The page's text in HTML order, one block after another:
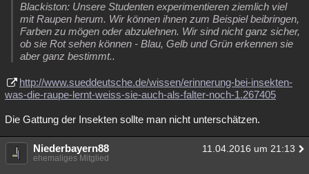
Blackiston: Unsere Studenten experimentieren ziemlich viel
mit Raupen herum. Wir können ihnen zum Beispiel beibringen,
Farben zu mögen oder abzulehnen. Wir sind nicht ganz sicher,
ob sie Rot sehen können - Blau, Gelb und Grün erkennen sie
aber ganz bestimmt..
http://www.sueddeutsche.de/wissen/erinnerung-bei-insekten-
was-die-raupe-lernt-weiss-sie-auch-als-falter-noch-1.267405
Die Gattung der Insekten sollte man nicht unterschätzen.
Niederbayern88 11.04.2016 um 21:13
ehemaliges Mitglied